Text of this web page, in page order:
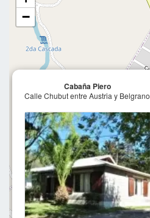
Cabaña Piero
Calle Chubut entre Austria y Belgrano
−